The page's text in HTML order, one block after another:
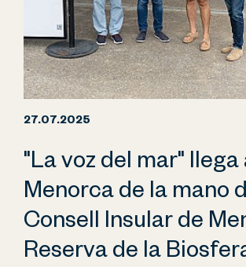
27.07.2025
"La voz del mar" llega
Menorca de la mano
Consell Insular de
Reserva de la